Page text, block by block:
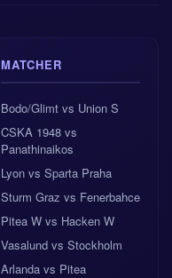
MATCHER
Bodo/Glimt vs Union S
CSKA 1948 vs
Panathinaikos
Lyon vs Sparta Praha
Sturm Graz vs Fenerbahce
Pitea W vs Hacken W
Vasalund vs Stockholm
Arlanda vs Pitea